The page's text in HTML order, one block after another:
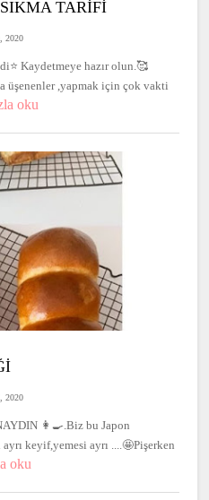
TARİFİ
2020
Kaydetmeye hazır olun.🥰
üşenenler ,yapmak için çok vakti
oku
2020
👩‍🍳.Biz bu Japon
keyif,yemesi ayrı ....🤩Pişerken
oku